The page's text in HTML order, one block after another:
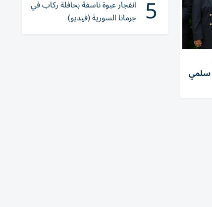
سلمي
5 انفجار عبوة ناسفة بحافلة ركاب في
جرمانا السورية (فيديو)